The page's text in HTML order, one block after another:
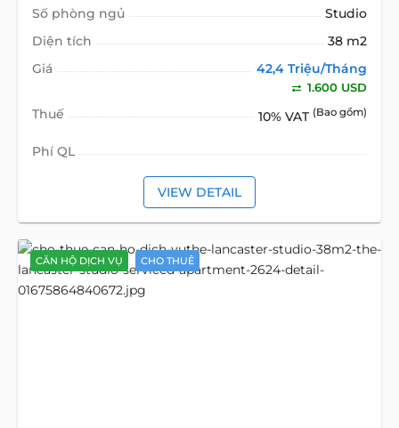
Số phòng ngủ
Studio
Diện tích
38 m2
Giá
42,4 Triệu/Tháng
1.600 USD
Thuế 10% VAT (Bao gồm)
Phí QL
VIEW DETAIL
CĂN HỘ DỊCH VỤ CHO THUÊ